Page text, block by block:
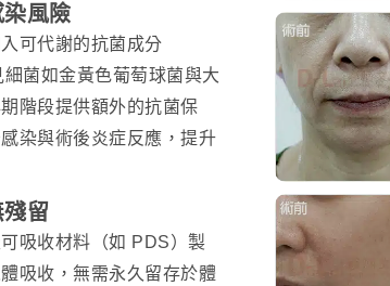
風險
可代謝的抗菌成分
菌如金黃色葡萄球菌與大
階段提供額外的抗菌保
染與術後炎症反應，提升
留
吸收材料（如 PDS）製
吸收，無需永久留存於體